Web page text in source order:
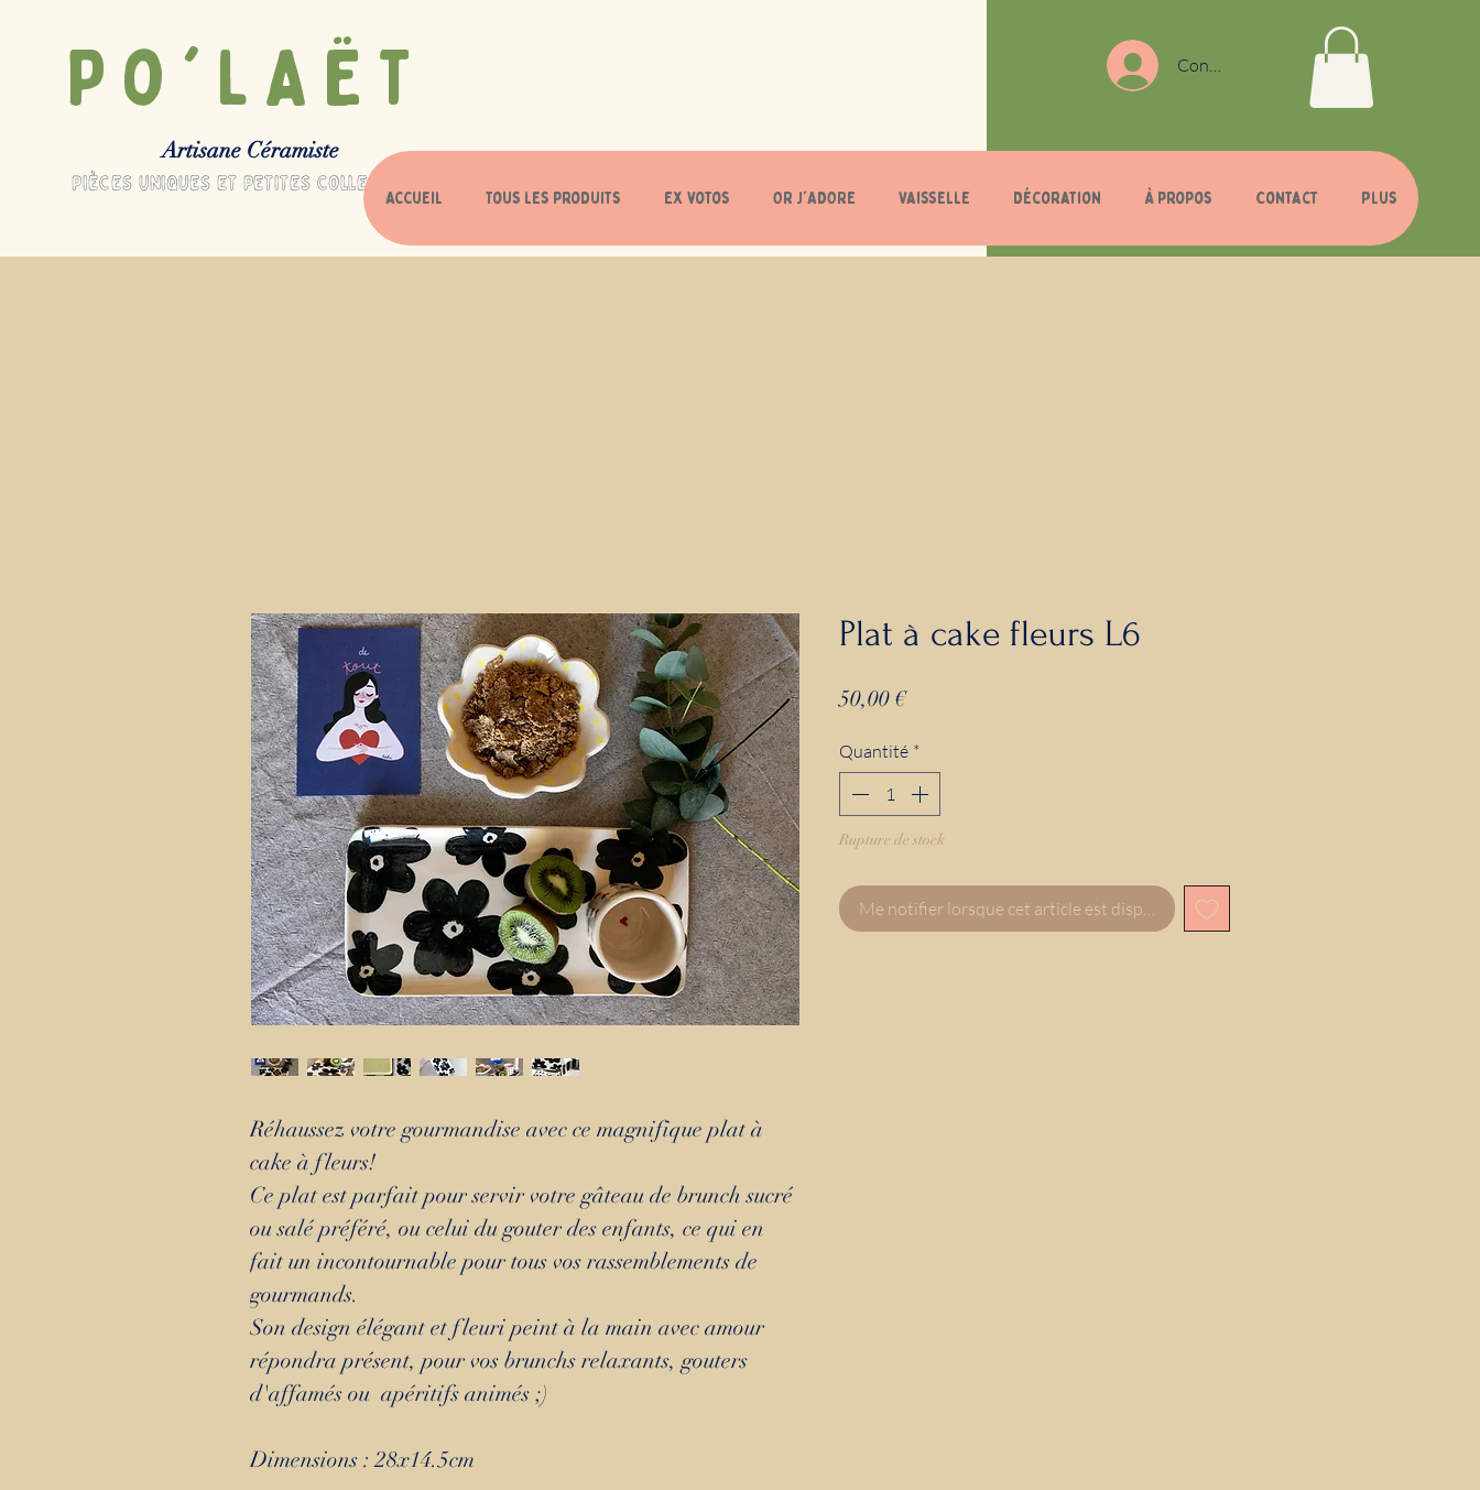
Po'LAËT
Artisane Céramiste
pièces uniques et petites collections
Connexion
Accueil Tous les produits Ex votos OR J'ADORE Vaisselle Décoration À propos Contact Plus
Réhaussez votre gourmandise avec ce magnifique plat à
cake à fleurs!
Ce plat est parfait pour servir votre gâteau de brunch sucré
ou salé préféré, ou celui du gouter des enfants, ce qui en
fait un incontournable pour tous vos rassemblements de
gourmands.
Son design élégant et fleuri peint à la main avec amour
répondra présent, pour vos brunchs relaxants, gouters
d'affamés ou apéritifs animés ;)
Dimensions : 28x14.5cm
Plat à cake fleurs L6
50,00 €Prix
Quantité *
Rupture de stock
Me notifier lorsque cet article est disponible